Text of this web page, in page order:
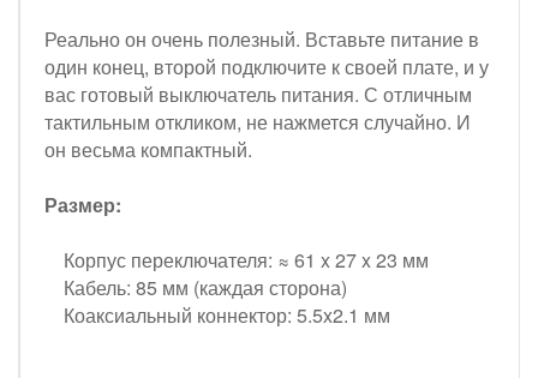
Реально он очень полезный. Вставьте питание в
один конец, второй подключите к своей плате, и у
вас готовый выключатель питания. С отличным
тактильным откликом, не нажмется случайно. И
он весьма компактный.
Размер:
Корпус переключателя: ≈ 61 x 27 x 23 мм
Кабель: 85 мм (каждая сторона)
Коаксиальный коннектор: 5.5x2.1 мм